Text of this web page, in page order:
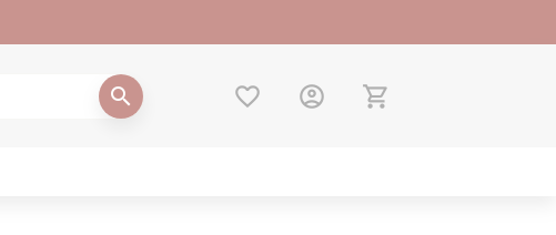
search favorite_border account_circle shopping_cart